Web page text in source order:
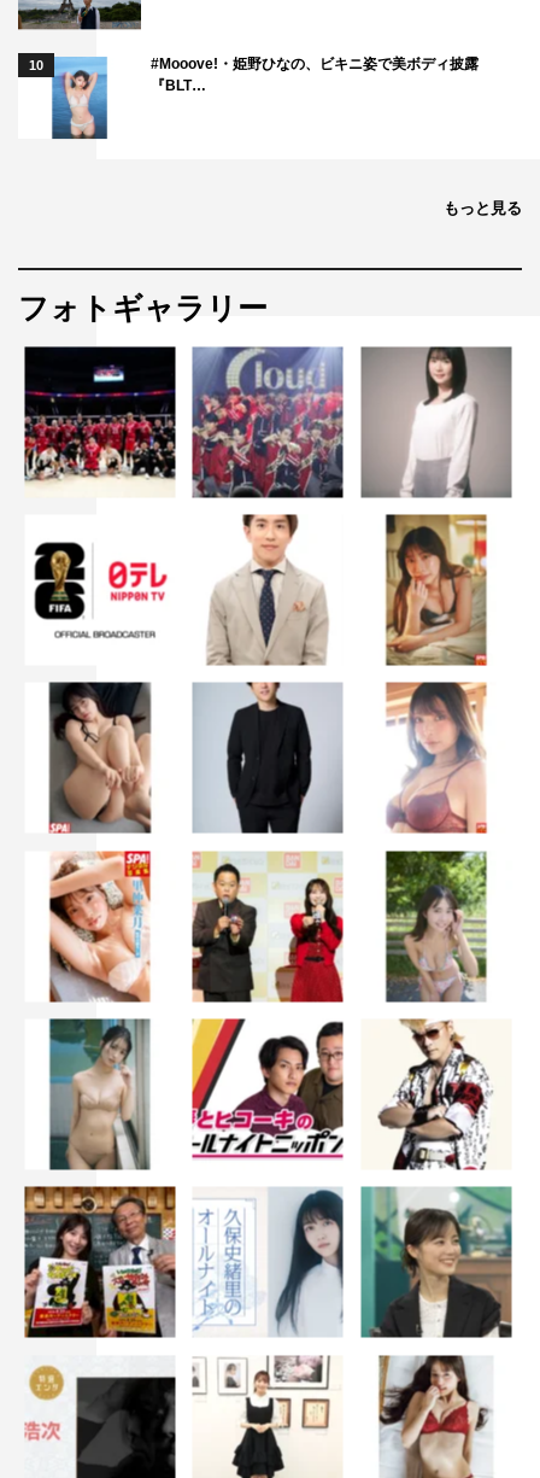
10
#Mooove!・姫野ひなの、ビキニ姿で美ボディ披露
『BLT…
もっと見る
フォトギャラリー